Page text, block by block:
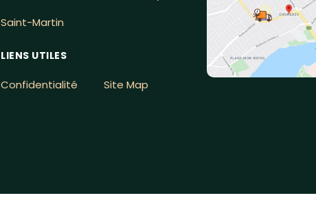
Saint-Martin
LIENS UTILES
Confidentialité Site Map